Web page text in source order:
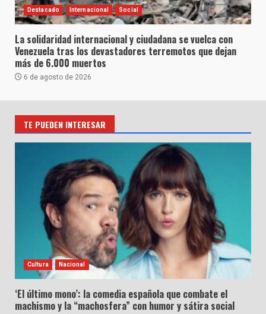
Destacado Internacional Social
La solidaridad internacional y ciudadana se vuelca con
Venezuela tras los devastadores terremotos que dejan
más de 6.000 muertos
6 de agosto de 2026
TE PUEDEN INTERESAR
Cultura Nacional
‘El último mono’: la comedia española que combate el
machismo y la “machosfera” con humor y sátira social